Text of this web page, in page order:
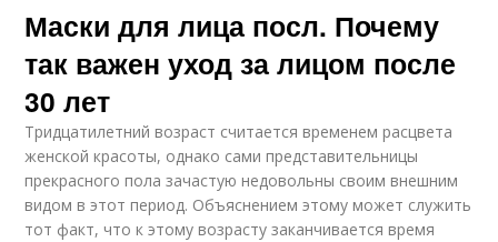
Маски для лица посл. Почему
так важен уход за лицом после
30 лет
Тридцатилетний возраст считается временем расцвета
женской красоты, однако сами представительницы
прекрасного пола зачастую недовольны своим внешним
видом в этот период. Объяснением этому может служить
тот факт, что к этому возрасту заканчивается время